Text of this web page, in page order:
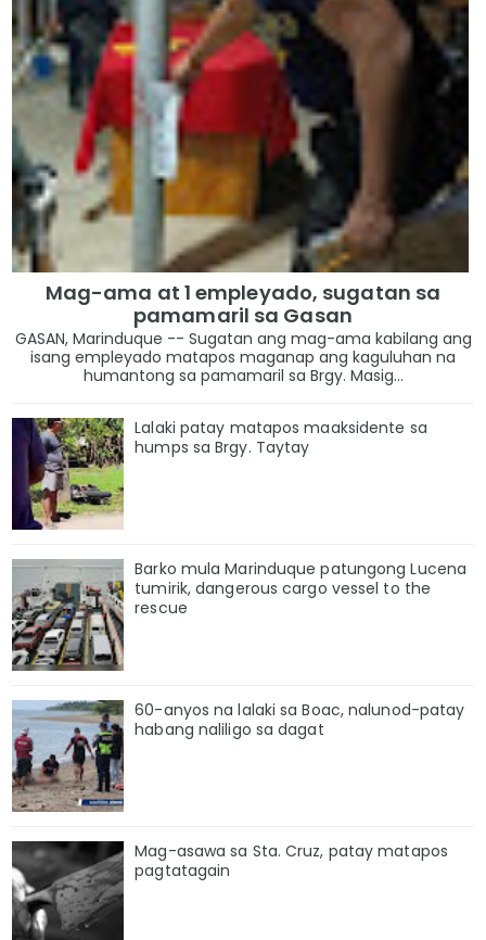
Mag-ama at 1 empleyado, sugatan sa
pamamaril sa Gasan
GASAN, Marinduque -- Sugatan ang mag-ama kabilang ang
isang empleyado matapos maganap ang kaguluhan na
humantong sa pamamaril sa Brgy. Masig...
Lalaki patay matapos maaksidente sa
humps sa Brgy. Taytay
Barko mula Marinduque patungong Lucena
tumirik, dangerous cargo vessel to the
rescue
60-anyos na lalaki sa Boac, nalunod-patay
habang naliligo sa dagat
Mag-asawa sa Sta. Cruz, patay matapos
pagtatagain